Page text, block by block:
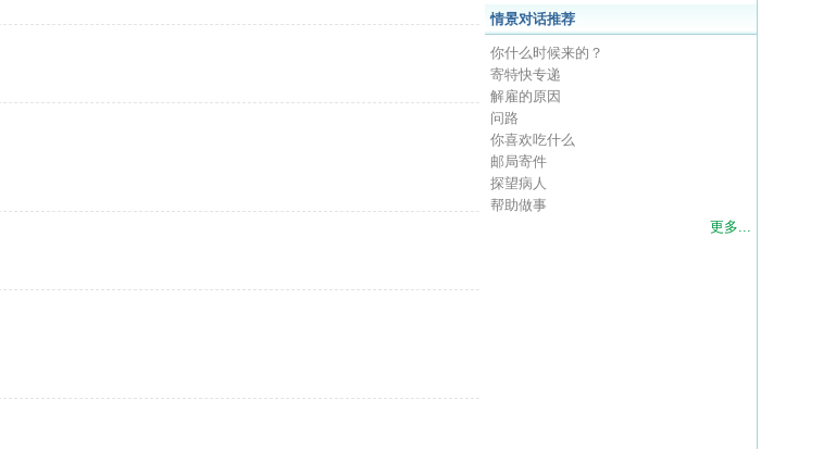
情景对话推荐
你什么时候来的？
寄特快专递
解雇的原因
问路
你喜欢吃什么
邮局寄件
探望病人
帮助做事
更多...